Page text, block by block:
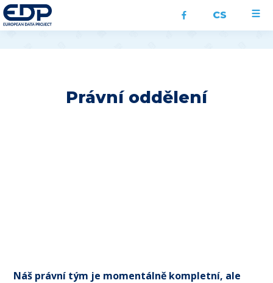
CS
Právní oddělení
Náš právní tým je momentálně kompletní, ale